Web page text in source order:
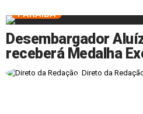
PARAÍBA
Desembargador
receberá Medalha
Direto da